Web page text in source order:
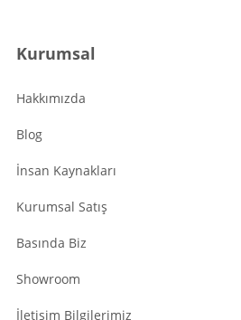
Kurumsal
Hakkımızda
Blog
İnsan Kaynakları
Kurumsal Satış
Basında Biz
Showroom
İletişim Bilgilerimiz